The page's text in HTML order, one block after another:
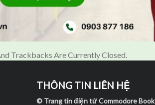
Trackbacks Are Currently Closed.
THÔNG TIN LIÊN HỆ
© Trang tin điện tử Commodore Book